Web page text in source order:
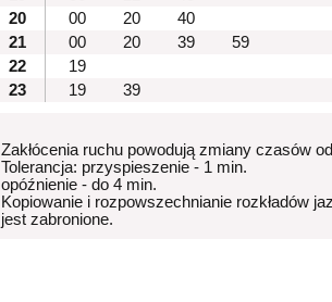
20
00 20
40
21
00 20 39
59
22
19
23
19 39
Zakłócenia ruchu powodują zmiany czasów
Tolerancja: przyspieszenie - 1 min.
opóźnienie - do 4 min.
Kopiowanie i rozpowszechnianie rozkładów
jest zabronione.